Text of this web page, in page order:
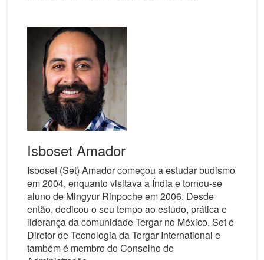
Isboset Amador
Isboset (Set) Amador começou a estudar budismo
em 2004, enquanto visitava a Índia e tornou-se
aluno de Mingyur Rinpoche em 2006. Desde
então, dedicou o seu tempo ao estudo, prática e
liderança da comunidade Tergar no México. Set é
Diretor de Tecnologia da Tergar International e
também é membro do Conselho de